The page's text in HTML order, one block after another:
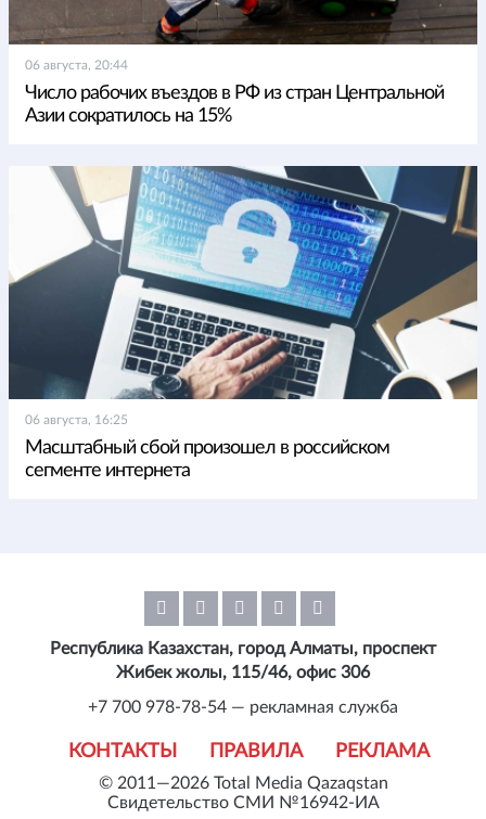
06 августа, 20:44
Число рабочих въездов в РФ из стран Центральной
Азии сократилось на 15%
06 августа, 16:25
Масштабный сбой произошел в российском
сегменте интернета
© 2011—2026 Total Media Qazaqstan
Свидетельство СМИ №16942-ИА
КОНТАКТЫ ПРАВИЛА РЕКЛАМА
Республика Казахстан, город Алматы, проспект
Жибек жолы, 115/46, офис 306
+7 700 978-78-54 — рекламная служба